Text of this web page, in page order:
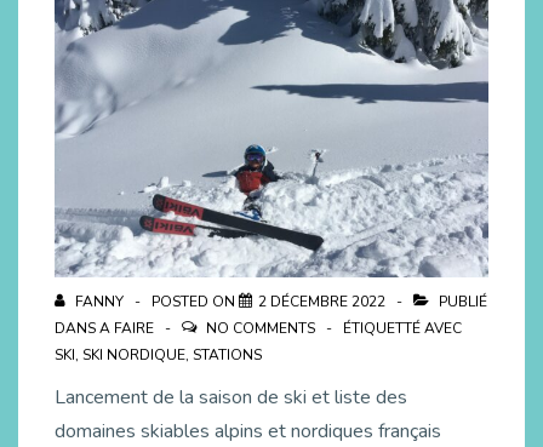
FANNY POSTED ON 2 DÉCEMBRE 2022
PUBLIÉ
DANSA FAIRE NO COMMENTS
ÉTIQUETTÉ AVEC
SKI, SKI NORDIQUE, STATIONS
Lancement de la saison de ski et liste des
domaines skiables alpins et nordiques français